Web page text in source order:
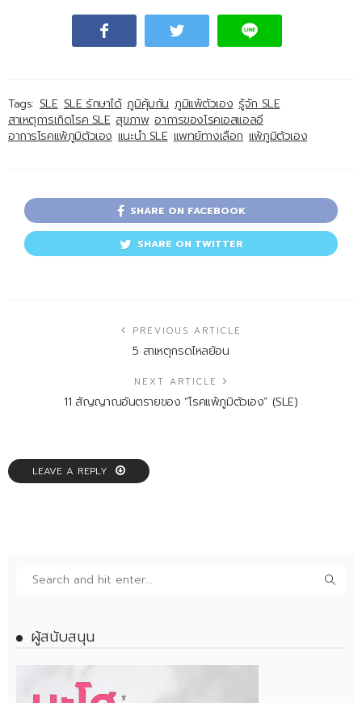
Tags: SLE SLE รักษาได้ ภูมิคุ้มกัน ภูมิแพ้ตัวเอง รู้จัก SLE
สาเหตุการเกิดโรค SLE สุขภาพ อาการของโรคเอสแอลอี
อาการโรคแพ้ภูมิตัวเอง แนะนำ SLE แพทย์ทางเลือก แพ้ภูมิตัวเอง
SHARE ON FACEBOOK
SHARE ON TWITTER
PREVIOUS ARTICLE
5 สาเหตุกรดไหลย้อน
NEXT ARTICLE
11 สัญญาณอันตรายของ “โรคแพ้ภูมิตัวเอง” (SLE)
LEAVE A REPLY
ผู้สนับสนุน